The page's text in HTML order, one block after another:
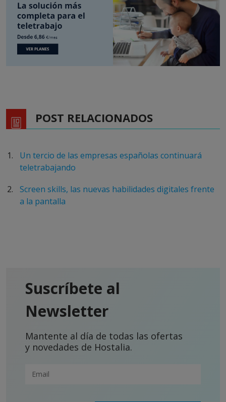
POST RELACIONADOS
Un tercio de las empresas españolas continuará
teletrabajando
Screen skills, las nuevas habilidades digitales frente
a la pantalla
Suscríbete al
Newsletter
Mantente al día de todas las ofertas
y novedades de Hostalia.